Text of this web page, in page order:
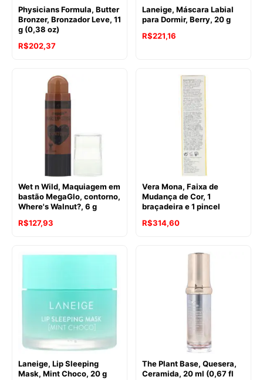
Physicians Formula, Butter
Bronzer, Bronzador Leve, 11
g (0,38 oz)
R$202,37
Laneige, Máscara Labial
para Dormir, Berry, 20 g
R$221,16
Wet n Wild, Maquiagem em
bastão MegaGlo, contorno,
Where's Walnut?, 6 g
R$127,93
Vera Mona, Faixa de
Mudança de Cor, 1
braçadeira e 1 pincel
R$314,60
Laneige, Lip Sleeping
Mask, Mint Choco, 20 g
The Plant Base, Quesera,
Ceramida, 20 ml (0,67 fl